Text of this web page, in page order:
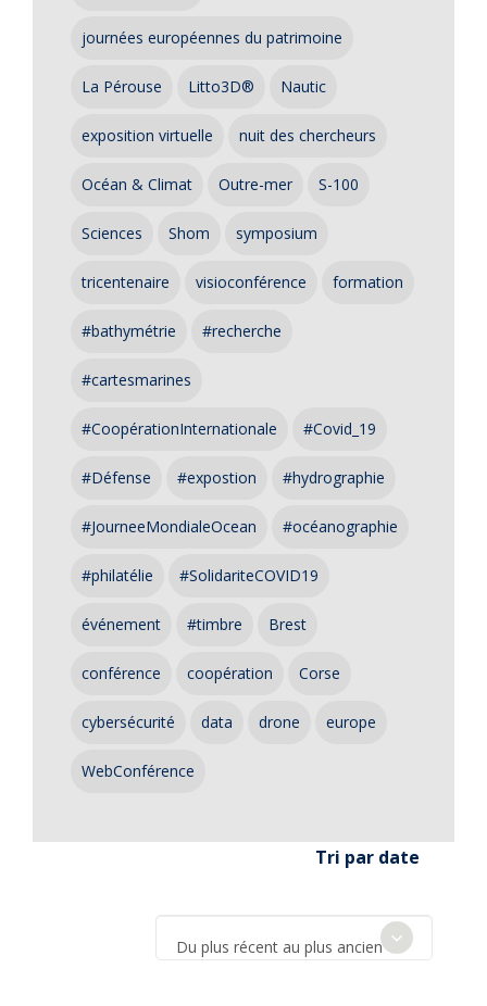
journées européennes du patrimoine
La Pérouse Litto3D® Nautic
exposition virtuelle nuit des chercheurs
Océan & Climat Outre-mer S-100
Sciences Shom symposium
tricentenaire visioconférence formation
#bathymétrie #recherche
#cartesmarines
#CoopérationInternationale #Covid_19
#Défense #expostion #hydrographie
#JourneeMondialeOcean #océanographie
#philatélie #SolidariteCOVID19
événement #timbre Brest
conférence coopération Corse
cybersécurité data drone europe
WebConférence
Tri par date
Du plus récent au plus ancien